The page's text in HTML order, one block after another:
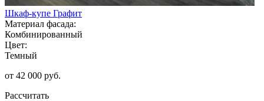
Шкаф-купе Графит
Материал фасада:
Комбинированный
Цвет:
Темный
от 42 000 руб.
Рассчитать